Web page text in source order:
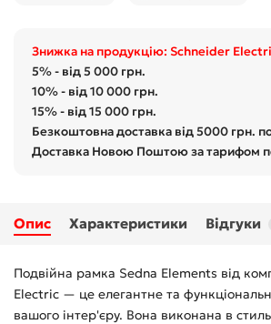
Знижка на продукцію: Schneider
5% - від 5 000 грн.
10% - від 10 000 грн.
15% - від 15 000 грн.
Безкоштовна доставка від 5000 грн.
Доставка Новою Поштою за тарифом
Опис Характеристики Відгуки
Подвійна рамка Sedna Elements від
Electric — це елегантне та
вашого інтер'єру. Вона виконана в